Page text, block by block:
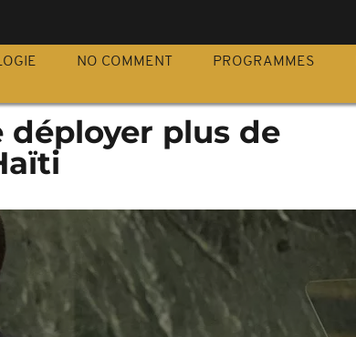
NO COMMENT PROGRAMMES
déployer plus de